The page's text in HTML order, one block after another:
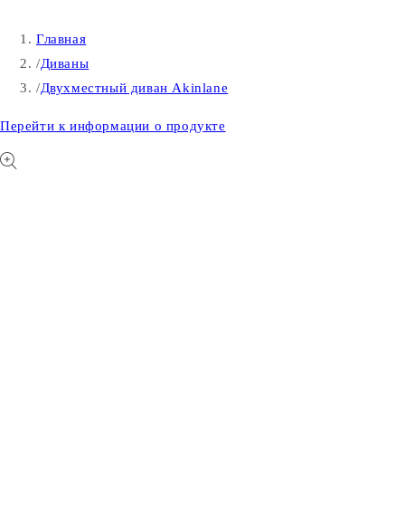
Главная
/Диваны
/Двухместный диван Akinlane
Перейти к информации о продукте